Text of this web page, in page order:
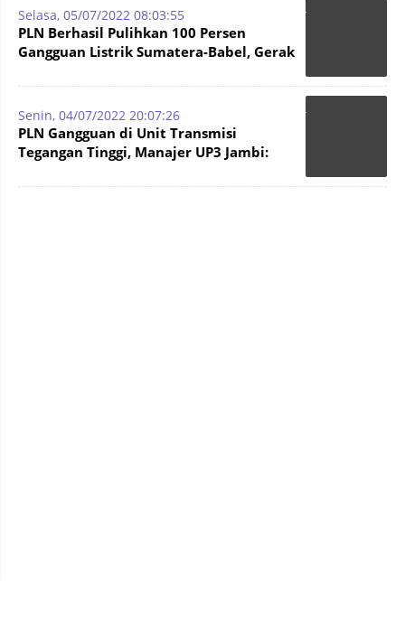
Selasa, 05/07/2022 08:03:55
PLN Berhasil Pulihkan 100 Persen
Gangguan Listrik Sumatera-Babel, Gerak
Senin, 04/07/2022 20:07:26
PLN Gangguan di Unit Transmisi
Tegangan Tinggi, Manajer UP3 Jambi: